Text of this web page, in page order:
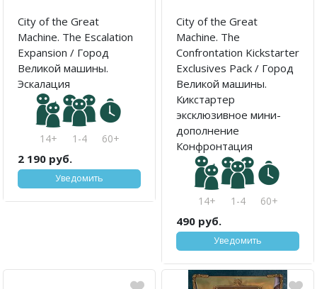
City of the Great
Machine. The Escalation
Expansion / Город
Великой машины.
Эскалация
14+ 1-4 60+
2 190 руб.
Уведомить
City of the Great
Machine. The
Confrontation Kickstarter
Exclusives Pack / Город
Великой машины.
Кикстартер
эксклюзивное мини-
дополнение
Конфронтация
14+ 1-4 60+
490 руб.
Уведомить